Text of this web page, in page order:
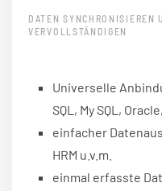
DATEN SYNCHRONISIEREN
VERVOLLSTÄNDIGEN
Universelle
SQL, My SQL,
einfacher
HRM u.v.m.
einmal erfasste